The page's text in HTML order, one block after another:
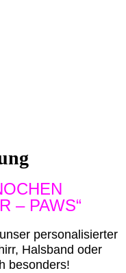
– PAWS“
personalisierter
Halsband oder
besonders!